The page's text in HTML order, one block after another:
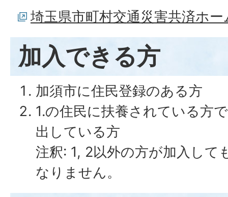
埼玉県市町村交通災害共済ホ
加入できる方
加須市に住民登録のある方
1.の住民に扶養されている方
出している方
注釈: 1, 2以外の方が加入して
なりません。